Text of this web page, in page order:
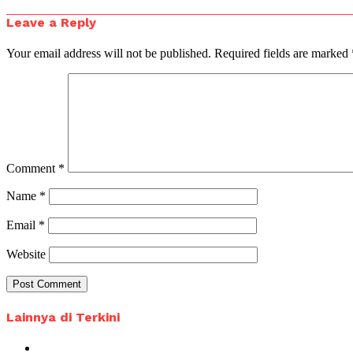
Leave a Reply
Your email address will not be published. Required fields are marked
Comment *
Name *
Email *
Website
Lainnya di Terkini